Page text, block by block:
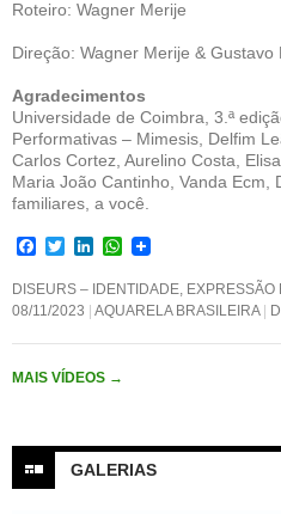
Roteiro: Wagner Merije
Direção: Wagner Merije & Gustavo
Agradecimentos
Universidade de Coimbra, 3.ª
Performativas – Mimesis, Delfim
Carlos Cortez, Aurelino Costa,
Maria João Cantinho, Vanda Ecm,
familiares, a você.
F
c
e
b
o
k
T
i
t
t
e
L
n
k
e
d
n
W
a
t
s
A
DISEURS – IDENTIDADE, EXPRESSÃO
08/11/2023
AQUARELA BRASILEIRA
MAIS VÍDEOS →
GALERIAS